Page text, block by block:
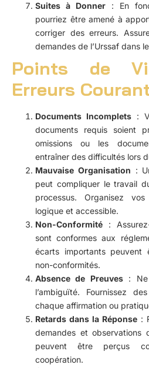
Suites à Donner : En
pourriez être amené à
corriger des erreurs.
demandes de l’Urssaf dans
Points de
Erreurs
Documents Incomplets :
documents requis soient
omissions ou les
entraîner des difficultés lors
Mauvaise Organisation :
peut compliquer le travail
processus. Organisez
logique et accessible.
Non-Conformité :
sont conformes aux
écarts importants peuvent
non-conformités.
Absence de Preuves: Ne
l’ambiguïté. Fournissez
chaque affirmation ou
Retards dans la Réponse :
demandes et observations
peuvent être perçus
coopération.